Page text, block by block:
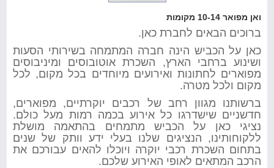
ואן מפואר 10-14 מקומות
ברוכים הבאים לחברת כאן.
כאן על הכביש הינה חברה המתמחה בשירותי הסעות
ושינוע ברחבי הארץ, השכרת אוטובוסים ומיניבוסים
מפוארים לחתונות ואירועים מיוחדים בכל מקום, לכל
מקום ולכל מטרה.
ברשותנו מגוון רחב של רכבים יוקרתיים, מפוארים,
חדשניים שישדרגו כל אירוע בכמה רמות מעל כולם.
נציגי כאן על הכביש מתמחים בהתאמה מושלת
ללקוחותינו, הנציגים שלנו בעלי ידע וותק של שנים
בתחום השכרת רכבי יוקרה ויוכלו להאים עבורכם את
הרכב המתאים לאופי האירוע שלכם.